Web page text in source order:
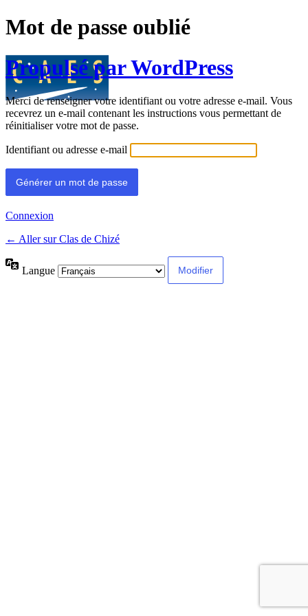
Mot de passe oublié
Propulsé par WordPress
Merci de renseigner votre identifiant ou votre adresse e-mail. Vous
recevrez un e-mail contenant les instructions vous permettant de
réinitialiser votre mot de passe.
Identifiant ou adresse e-mail
Connexion
← Aller sur Clas de Chizé
Langue